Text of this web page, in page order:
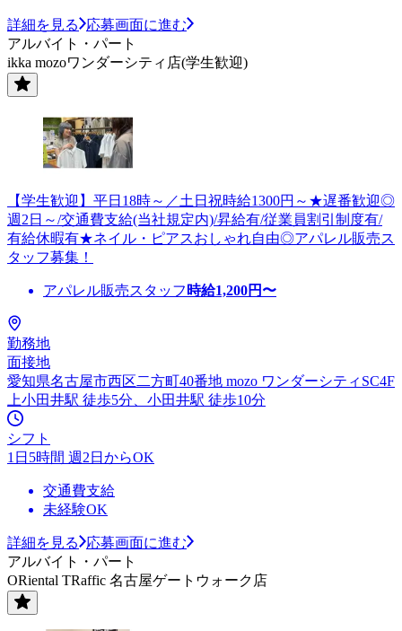
詳細を見る
応募画面に進む
アルバイト・パート
ikka mozoワンダーシティ店(学生歓迎)
【学生歓迎】平日18時～／土日祝時給1300円～★遅番歓迎◎
週2日～/交通費支給(当社規定内)/昇給有/従業員割引制度有/
有給休暇有★ネイル・ピアスおしゃれ自由◎アパレル販売ス
タッフ募集！
アパレル販売スタッフ 時給1,200円〜
勤務地
面接地
愛知県名古屋市西区二方町40番地 mozo ワンダーシティSC4F
上小田井駅 徒歩5分、小田井駅 徒歩10分
シフト
1日5時間 週2日からOK
交通費支給
未経験OK
詳細を見る
応募画面に進む
アルバイト・パート
ORiental TRaffic 名古屋ゲートウォーク店